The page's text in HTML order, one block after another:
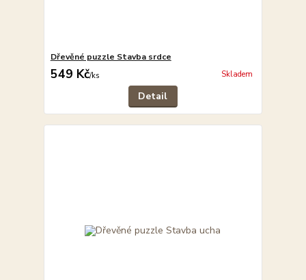
Dřevěné puzzle Stavba srdce
549 Kč/ks Skladem
Detail